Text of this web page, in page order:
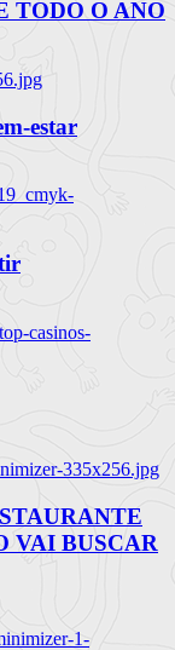
TODO O ANO
estar
casinos-
335x256.jpg
VAI BUSCAR
1-